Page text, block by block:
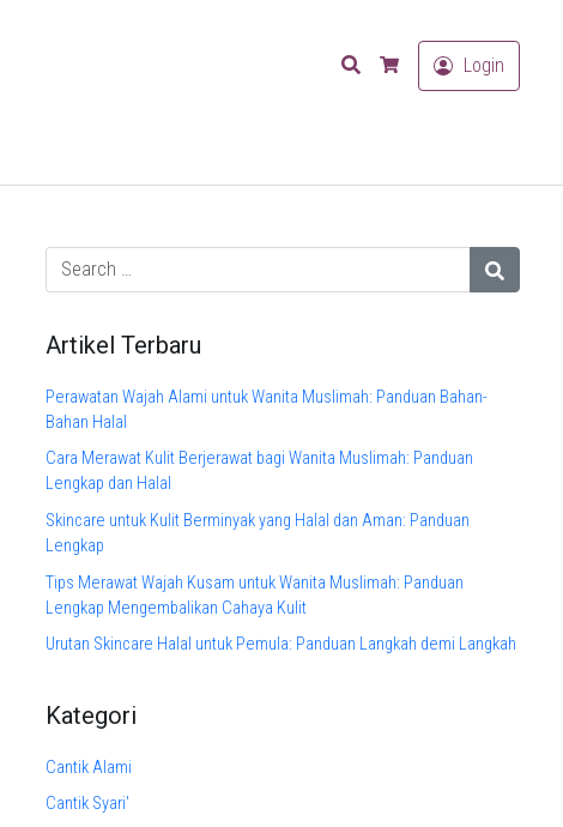
Search
Cart
Login
Artikel Terbaru
Perawatan Wajah Alami untuk Wanita Muslimah: Panduan Bahan-
Bahan Halal
Cara Merawat Kulit Berjerawat bagi Wanita Muslimah: Panduan
Lengkap dan Halal
Skincare untuk Kulit Berminyak yang Halal dan Aman: Panduan
Lengkap
Tips Merawat Wajah Kusam untuk Wanita Muslimah: Panduan
Lengkap Mengembalikan Cahaya Kulit
Urutan Skincare Halal untuk Pemula: Panduan Langkah demi Langkah
Kategori
Cantik Alami
Cantik Syari'